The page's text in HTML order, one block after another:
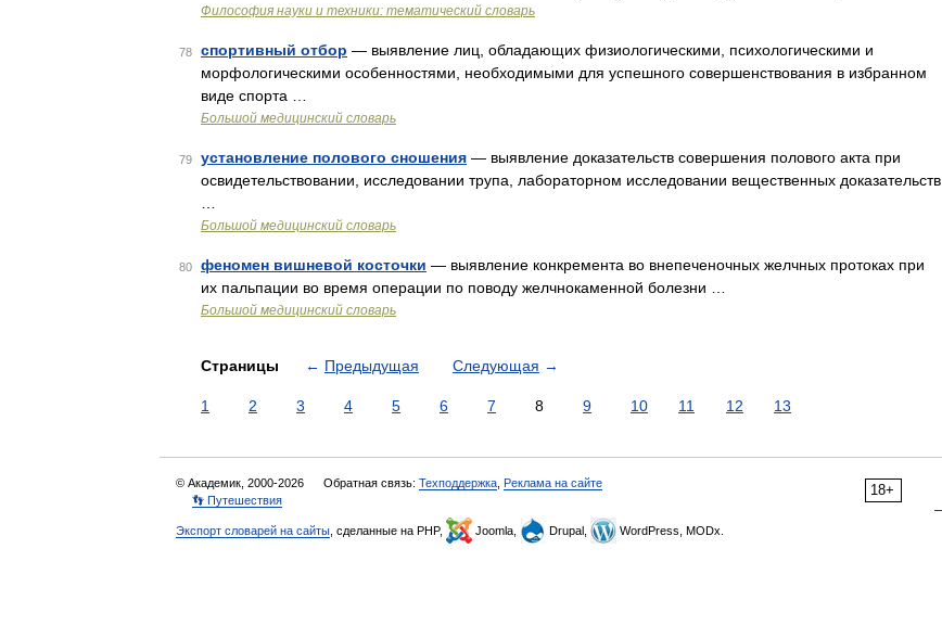
Философия науки и техники: тематический словарь
78 спортивный отбор — выявление лиц, обладающих физиологическими, психологическими и
морфологическими особенностями, необходимыми для успешного совершенствования в избранном
виде спорта …
Большой медицинский словарь
79 установление полового сношения — выявление доказательств совершения полового акта при
освидетельствовании, исследовании трупа, лабораторном исследовании вещественных доказательств
Большой медицинский словарь
80 феномен вишневой косточки — выявление конкремента во внепеченочных желчных протоках при
их пальпации во время операции по поводу желчнокаменной болезни …
Большой медицинский словарь
Страницы ← Предыдущая Следующая →
1 2 3 4 5 6 7 8 9 10 11 12 13
18+
© Академик, 2000-2026 Обратная связь: Техподдержка Реклама на сайте
👣 Путешествия
Экспорт словарей на сайты , сделанные на PHP, Joomla, Drupal, WordPress, MODx.